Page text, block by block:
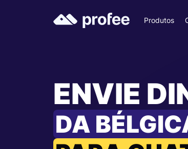
Produtos
ENVIE
DA